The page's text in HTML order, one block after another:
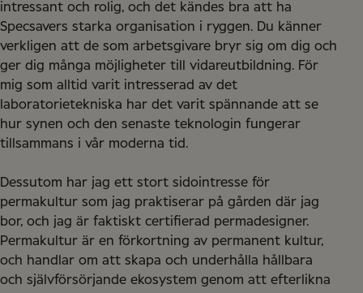
intressant och rolig, och det kändes bra att ha
Specsavers starka organisation i ryggen. Du känner
verkligen att de som arbetsgivare bryr sig om dig och
ger dig många möjligheter till vidareutbildning. För
mig som alltid varit intresserad av det
laboratorietekniska har det varit spännande att se
hur synen och den senaste teknologin fungerar
tillsammans i vår moderna tid.
Dessutom har jag ett stort sidointresse för
permakultur som jag praktiserar på gården där jag
bor, och jag är faktiskt certifierad permadesigner.
Permakultur är en förkortning av permanent kultur,
och handlar om att skapa och underhålla hållbara
och självförsörjande ekosystem genom att efterlikna